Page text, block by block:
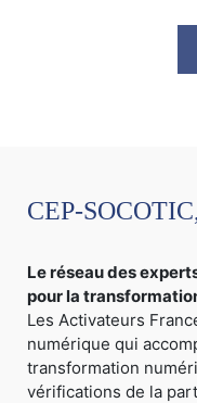
CEP-
Le réseau des
pour la
Les Activateurs
numérique qui
transformation
vérifications de la